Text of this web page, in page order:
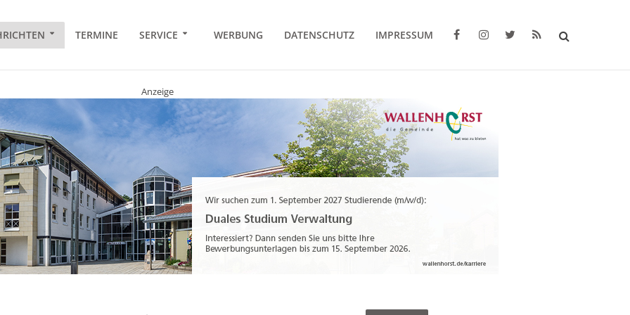
TERMINE SERVICE WERBUNG DATENSCHUTZ IMPRESSUM
Anzeige